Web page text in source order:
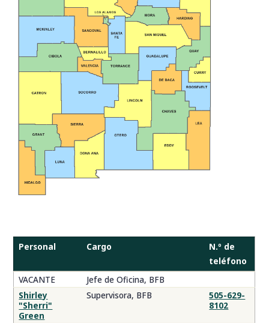
Personal
de
la
Oficina
Personal Cargo
N.º de
teléfono
VACANTE
Jefe de Oficina, BFB
Shirley
"Sherri"
Green
Supervisora, BFB
505-629-
8102